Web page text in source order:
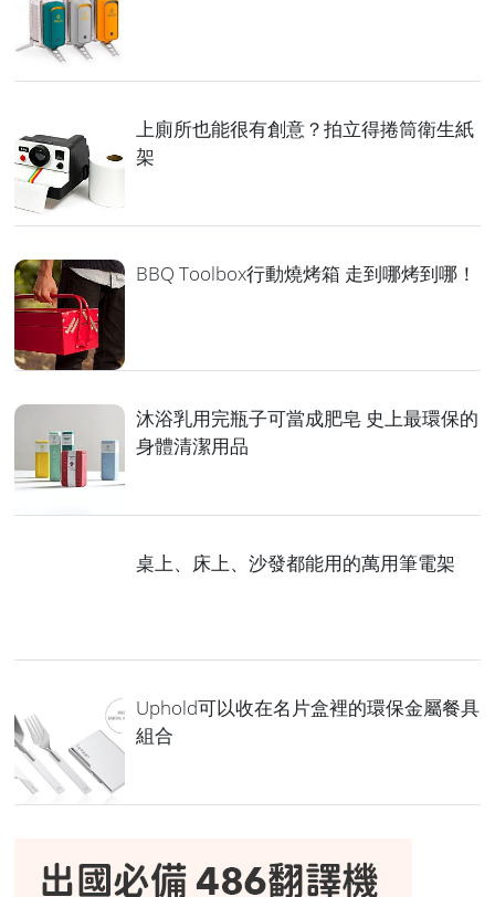
上廁所也能很有創意？拍立得捲筒衛生紙
架
BBQ Toolbox行動燒烤箱 走到哪烤到哪！
沐浴乳用完瓶子可當成肥皂 史上最環保的
身體清潔用品
桌上、床上、沙發都能用的萬用筆電架
Uphold可以收在名片盒裡的環保金屬餐具
組合